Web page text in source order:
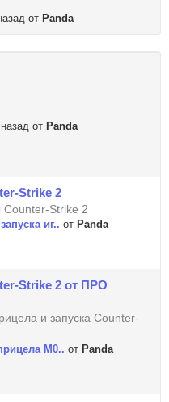
от Panda
от Panda
Strike 2
Counter-Strike 2
иг.. от Panda
Strike 2 от ПРО
и запуска Counter-
M0.. от Panda